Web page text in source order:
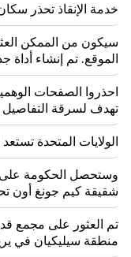
"أراد المجرم قطعة
يصنع الكعك لابنه
21:19
تاس: قد يزور
وموسكو خلال
20:57
السياسية
خدمة الإنقاذ تحذر
الموقع. تم إنشاء أداة
احذروا الصفحات
تهدف لسرقة
الولايات المتحدة
شقيقة كيم جونغ أون
منطقة سيليكيان في